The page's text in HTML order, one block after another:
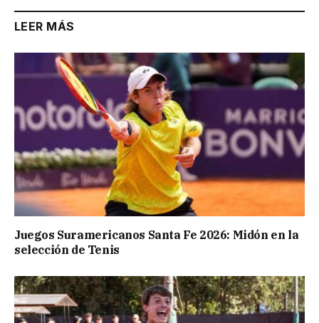
LEER MÁS
Juegos Suramericanos Santa Fe 2026: Midón en la
selección de Tenis